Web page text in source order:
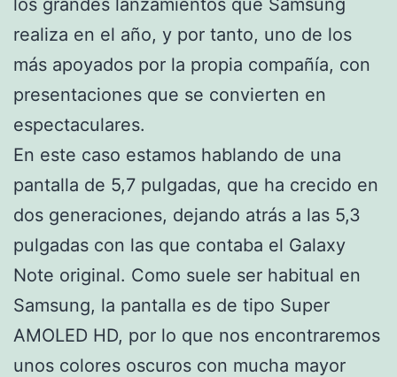
los grandes lanzamientos que Samsung
realiza en el año, y por tanto, uno de los
más apoyados por la propia compañía, con
presentaciones que se convierten en
espectaculares.
En este caso estamos hablando de una
pantalla de 5,7 pulgadas, que ha crecido en
dos generaciones, dejando atrás a las 5,3
pulgadas con las que contaba el Galaxy
Note original. Como suele ser habitual en
Samsung, la pantalla es de tipo Super
AMOLED HD, por lo que nos encontraremos
unos colores oscuros con mucha mayor